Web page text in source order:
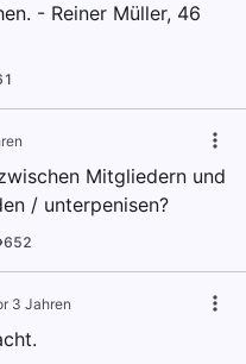
- Reiner Müller, 46
Mitgliedern und
/ unterpenisen?
652
3 Jahren